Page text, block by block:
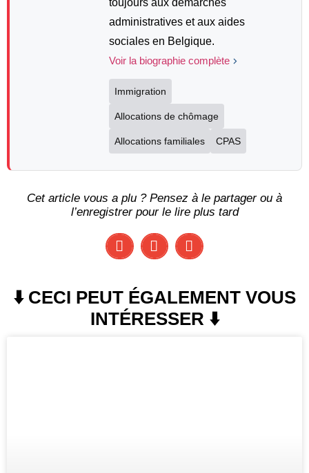
toujours aux démarches
administratives et aux aides
sociales en Belgique.
Voir la biographie complète
Immigration
Allocations de chômage
Allocations familiales CPAS
Cet article vous a plu ? Pensez à le partager ou à
l’enregistrer pour le lire plus tard
⬇️ CECI PEUT ÉGALEMENT VOUS
INTÉRESSER ⬇️